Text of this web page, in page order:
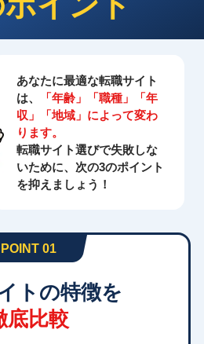
あなたに最適な転職サイト
は、
「年齢」「職種」「年
収」「地域」によって変わ
ります。
転職サイト選びで失敗しな
いために、次の3のポイント
を抑えましょう！
POINT 01
トの特徴を
底比較